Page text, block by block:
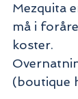
Mezquita
må i
koster.
(boutique